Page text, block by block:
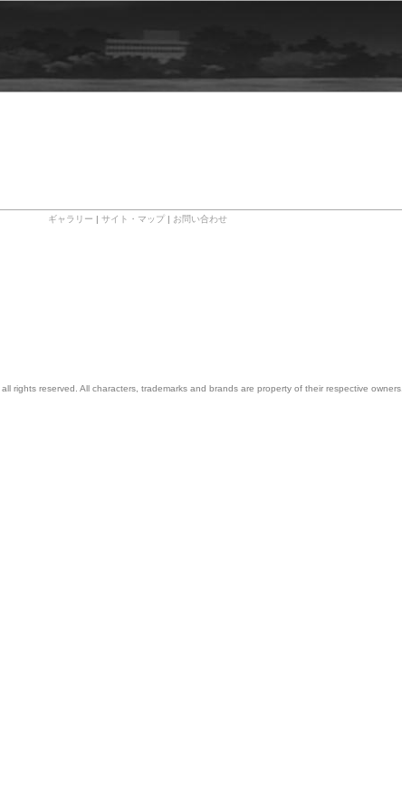
ギャラリー サイト・マップ お問い合わせ
, all rights reserved. All characters, trademarks and brands are property of their respective owners.